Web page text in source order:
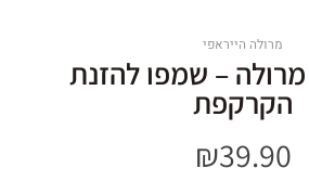
מרולה הייראפי
– שמפו להזנת
הקרקפת
₪39.90